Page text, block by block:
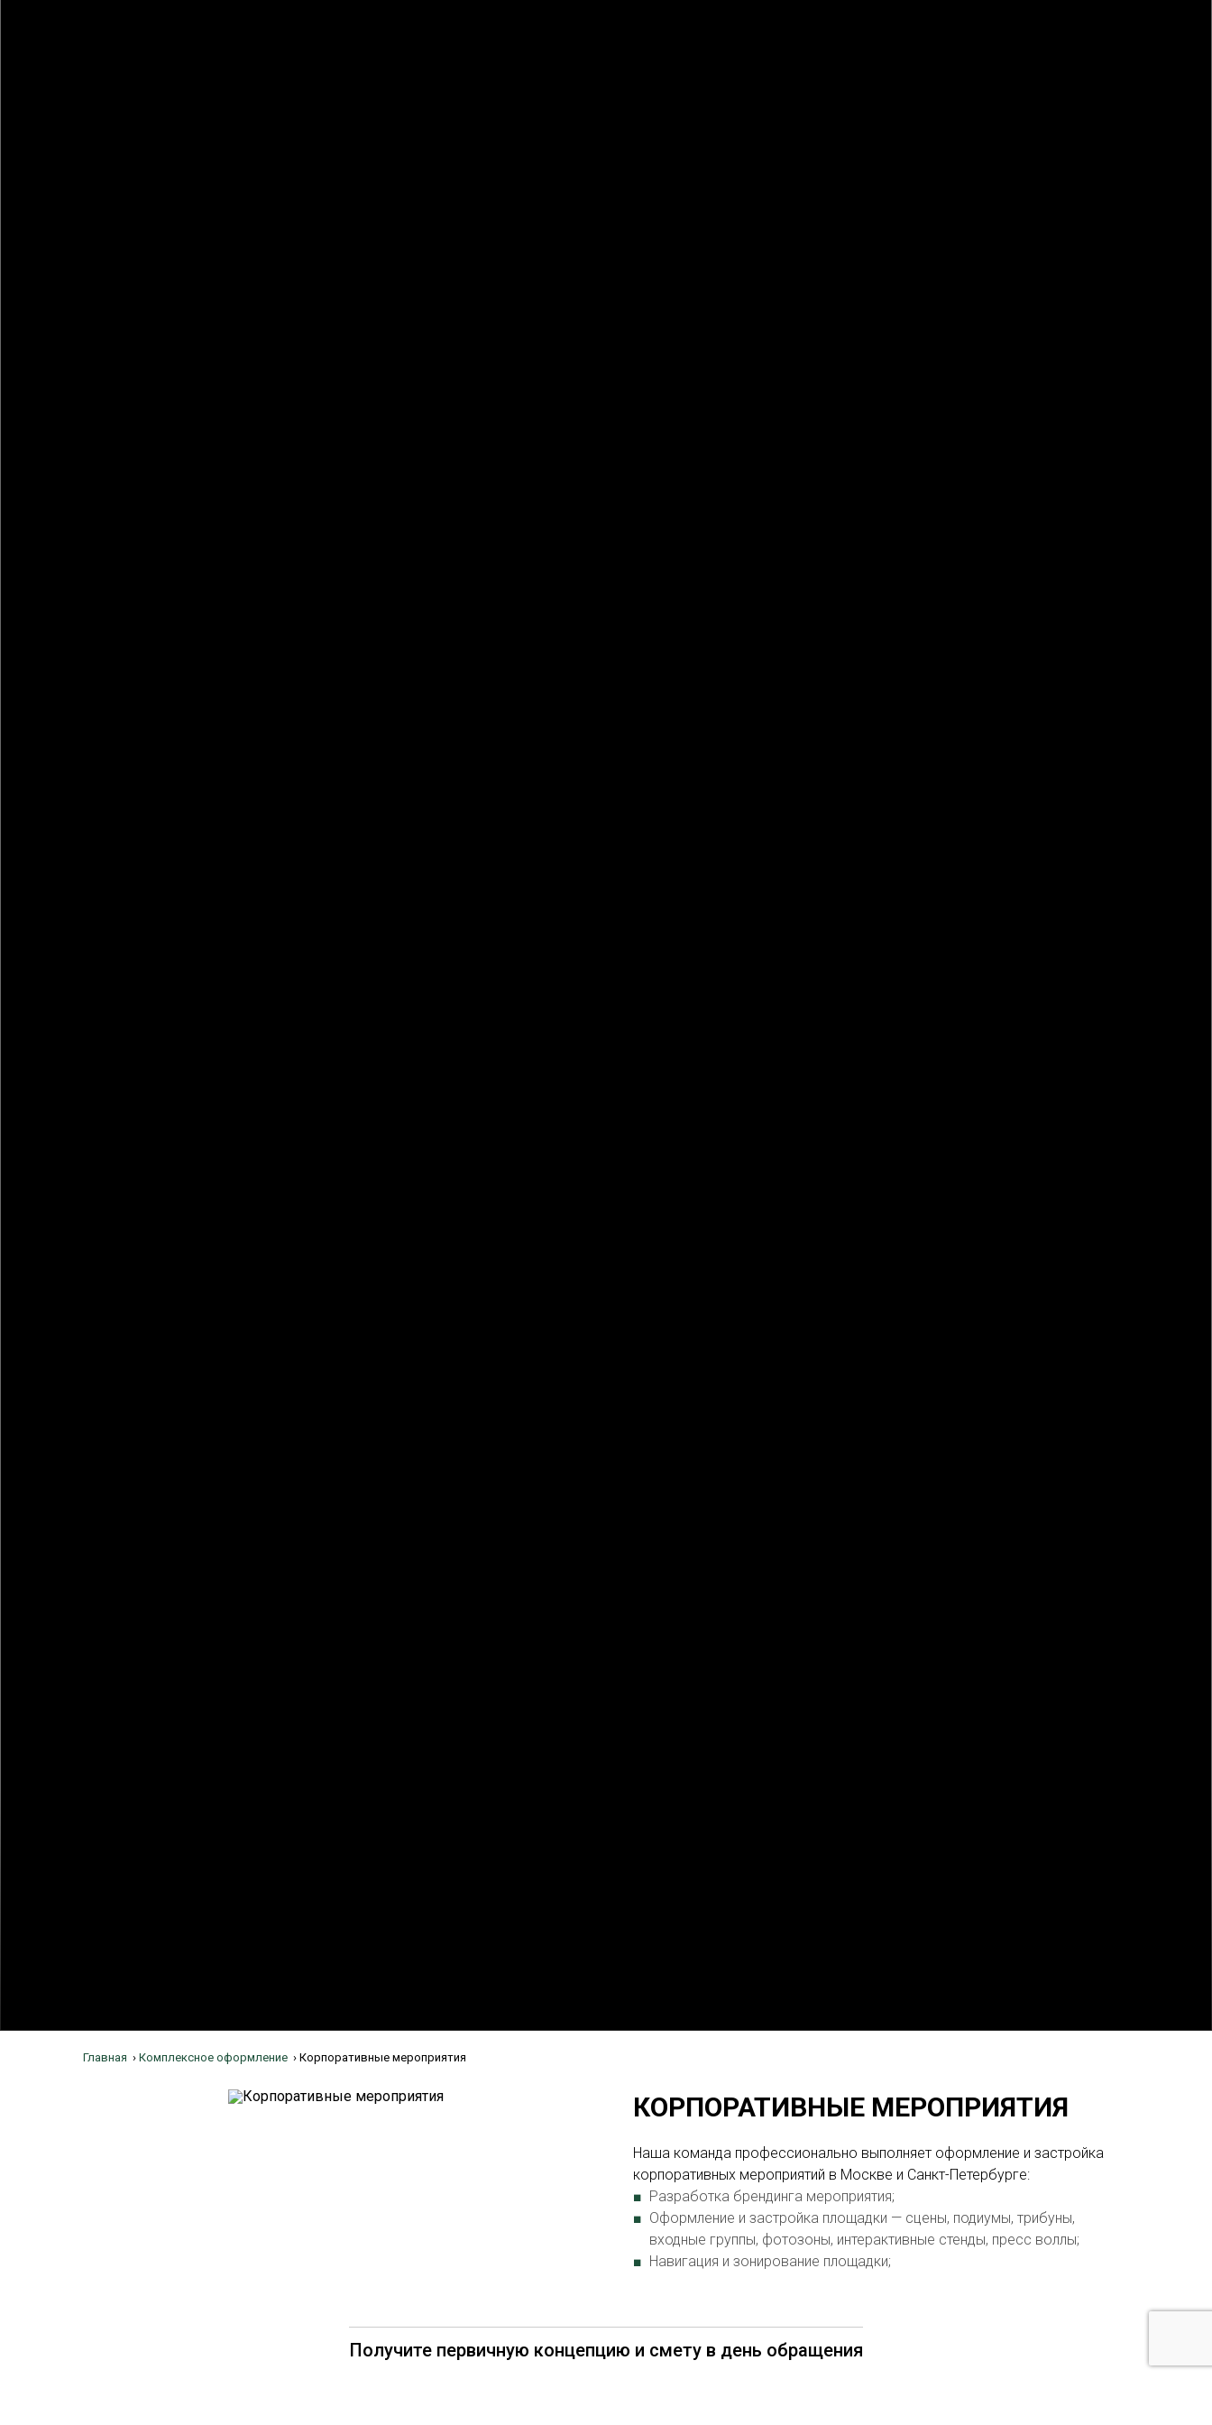
Главная › Комплексное оформление › Корпоративные мероприятия
КОРПОРАТИВНЫЕ МЕРОПРИЯТИЯ
Наша команда профессионально выполняет оформление и застройка
корпоративных мероприятий в Москве и Санкт-Петербурге:
Разработка брендинга мероприятия;
Оформление и застройка площадки — сцены, подиумы, трибуны,
входные группы, фотозоны, интерактивные стенды, пресс воллы;
Навигация и зонирование площадки;
Получите первичную концепцию и смету в день обращения